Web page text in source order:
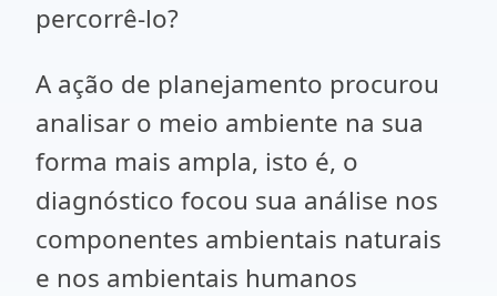
percorrê-lo?
A ação de planejamento procurou
analisar o meio ambiente na sua
forma mais ampla, isto é, o
diagnóstico focou sua análise nos
componentes ambientais naturais
e nos ambientais humanos